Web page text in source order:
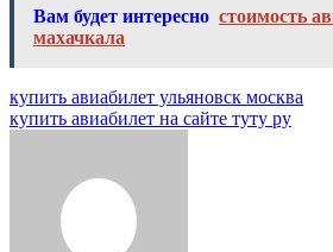
Вам будет интересно стоимость
махачкала
Навигация
по
купить авиабилет ульяновск москва
купить авиабилет на сайте туту ру